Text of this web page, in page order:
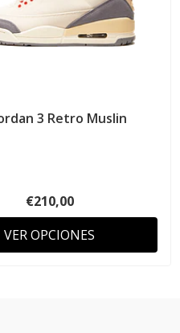
3 Retro Muslin
€210,00
VER OPCIONES